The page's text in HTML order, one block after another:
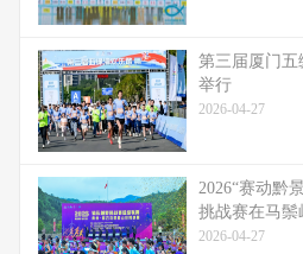
第三届厦门五
举行
2026-04-27
2026“赛动黔
挑战赛在马鬃
2026-04-27